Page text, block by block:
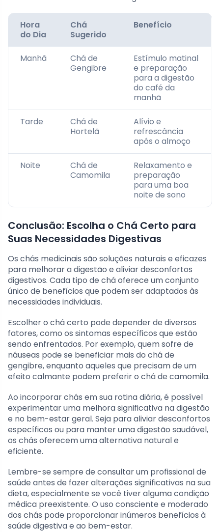
Hora
do Dia
Chá
Sugerido
Benefício
Manhã
Chá de
Gengibre
Estímulo matinal
e preparação
para a digestão
do café da
manhã
Tarde
Chá de
Hortelã
Alívio e
refrescância
após o almoço
Noite
Chá de
Camomila
Relaxamento e
preparação
para uma boa
noite de sono
Conclusão: Escolha o Chá Certo para
Suas Necessidades Digestivas
Os chás medicinais são soluções naturais e eficazes
para melhorar a digestão e aliviar desconfortos
digestivos. Cada tipo de chá oferece um conjunto
único de benefícios que podem ser adaptados às
necessidades individuais.
Escolher o chá certo pode depender de diversos
fatores, como os sintomas específicos que estão
sendo enfrentados. Por exemplo, quem sofre de
náuseas pode se beneficiar mais do chá de
gengibre, enquanto aqueles que precisam de um
efeito calmante podem preferir o chá de camomila.
Ao incorporar chás em sua rotina diária, é possível
experimentar uma melhora significativa na digestão
e no bem-estar geral. Seja para aliviar desconfortos
específicos ou para manter uma digestão saudável,
os chás oferecem uma alternativa natural e
eficiente.
Lembre-se sempre de consultar um profissional de
saúde antes de fazer alterações significativas na sua
dieta, especialmente se você tiver alguma condição
médica preexistente. O uso consciente e moderado
dos chás pode proporcionar inúmeros benefícios à
saúde digestiva e ao bem-estar.